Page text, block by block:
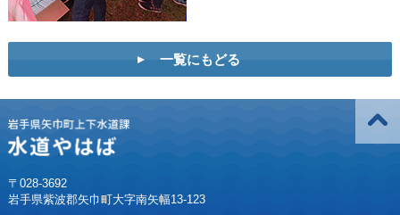
一覧にもどる
〒028-3692
岩手県紫波郡矢巾町大字南矢幅13-123